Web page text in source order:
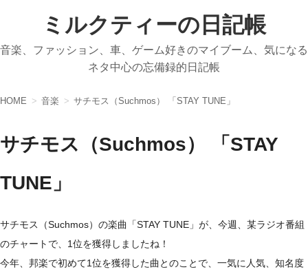
ミルクティーの日記帳
音楽、ファッション、車、ゲーム好きのマイブーム、気になる
ネタ中心の忘備録的日記帳
HOME 音楽 サチモス（Suchmos） 「STAY TUNE」
サチモス（Suchmos） 「STAY
TUNE」
サチモス（Suchmos）の楽曲「STAY TUNE」が、今週、某ラジオ番組
のチャートで、1位を獲得しましたね！
今年、邦楽で初めて1位を獲得した曲とのことで、一気に人気、知名度